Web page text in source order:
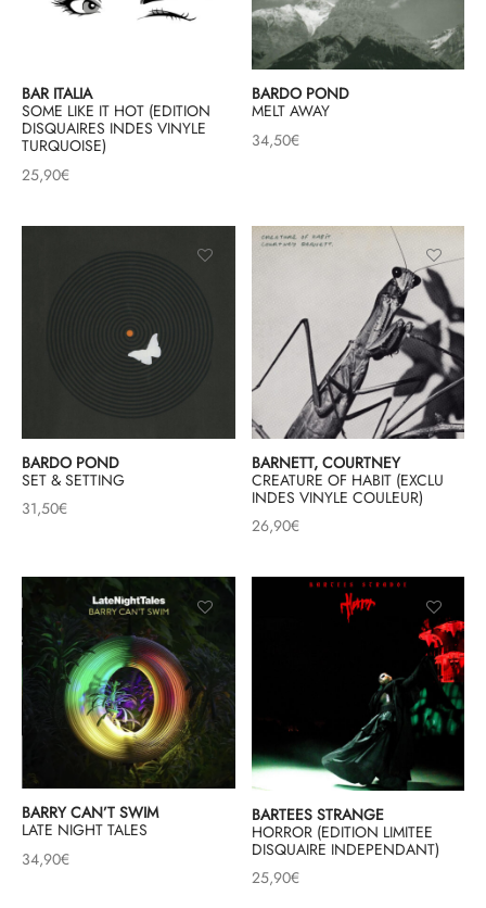
BAR ITALIA
SOME LIKE IT HOT (EDITION
DISQUAIRES INDES VINYLE
TURQUOISE)
25,90€
BARDO POND
MELT AWAY
34,50€
BARDO POND
SET & SETTING
31,50€
BARNETT, COURTNEY
CREATURE OF HABIT (EXCLU
INDES VINYLE COULEUR)
26,90€
BARRY CAN’T SWIM
LATE NIGHT TALES
34,90€
BARTEES STRANGE
HORROR (EDITION LIMITEE
DISQUAIRE INDEPENDANT)
25,90€